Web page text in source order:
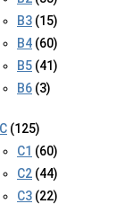
B3 (15)
B4 (60)
B5 (41)
B6 (3)
C (125)
C1 (60)
C2 (44)
C3 (22)